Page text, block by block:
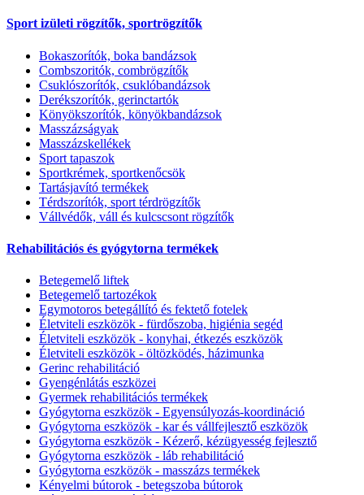
Sport izületi rögzítők, sportrögzítők
Bokaszorítók, boka bandázsok
Combszoritók, combrögzítők
Csuklószorítók, csuklóbandázsok
Derékszorítók, gerinctartók
Könyökszorítók, könyökbandázsok
Masszázságyak
Masszázskellékek
Sport tapaszok
Sportkrémek, sportkenőcsök
Tartásjavító termékek
Térdszorítók, sport térdrögzítők
Vállvédők, váll és kulcscsont rögzítők
Rehabilitációs és gyógytorna termékek
Betegemelő liftek
Betegemelő tartozékok
Egymotoros betegállító és fektető fotelek
Életviteli eszközök - fürdőszoba, higiénia segéd
Életviteli eszközök - konyhai, étkezés eszközök
Életviteli eszközök - öltözködés, házimunka
Gerinc rehabilitáció
Gyengénlátás eszközei
Gyermek rehabilitációs termékek
Gyógytorna eszközök - Egyensúlyozás-koordináció
Gyógytorna eszközök - kar és vállfejlesztő eszközök
Gyógytorna eszközök - Kézerő, kézügyesség fejlesztő
Gyógytorna eszközök - láb rehabilitáció
Gyógytorna eszközök - masszázs termékek
Kényelmi bútorok - betegszoba bútorok